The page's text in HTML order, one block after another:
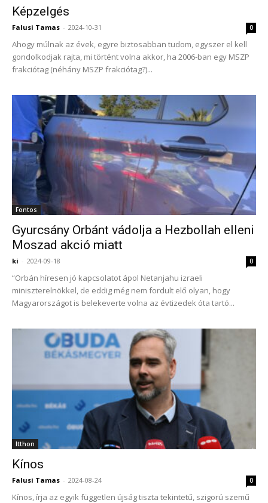
Képzelgés
Falusi Tamas - 2024-10-31 0
Ahogy múlnak az évek, egyre biztosabban tudom, egyszer el kell
gondolkodjak rajta, mi történt volna akkor, ha 2006-ban egy MSZP
frakciótag (néhány MSZP frakciótag?)...
Fontos
Gyurcsány Orbánt vádolja a Hezbollah elleni
Moszad akció miatt
ki - 2024-09-18 0
“Orbán híresen jó kapcsolatot ápol Netanjahu izraeli
miniszterelnökkel, de eddig még nem fordult elő olyan, hogy
Magyarországot is belekeverte volna az évtizedek óta tartó...
Itthon
Kínos
Falusi Tamas - 2024-08-24 0
Kínos, írja az egyik független újság tiszta tekintetű, szigorú szemű